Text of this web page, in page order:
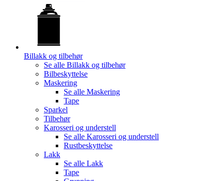
Billakk og tilbehør
Se alle Billakk og tilbehør
Bilbeskyttelse
Maskering
Se alle Maskering
Tape
Sparkel
Tilbehør
Karosseri og understell
Se alle Karosseri og understell
Rustbeskyttelse
Lakk
Se alle Lakk
Tape